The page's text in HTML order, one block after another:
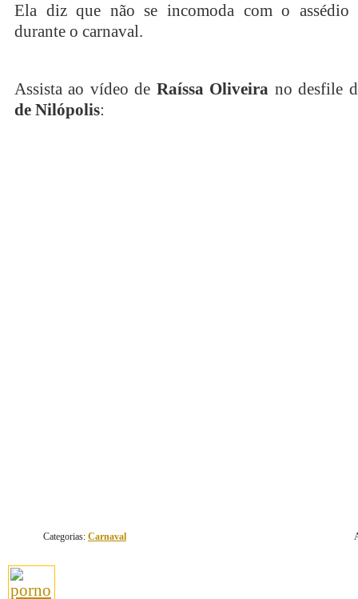
Ela diz que não se incomoda com o assédio
durante o carnaval.
Assista ao vídeo de Raíssa Oliveira no desfile
de Nilópolis:
Categorias: Carnaval